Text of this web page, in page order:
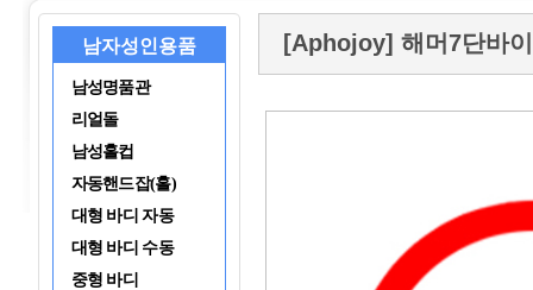
남자성인용품
남성명품관
리얼돌
남성홀컵
자동핸드잡(홀)
대형 바디 자동
대형 바디 수동
중형 바디
[Aphojoy] 해머7단바